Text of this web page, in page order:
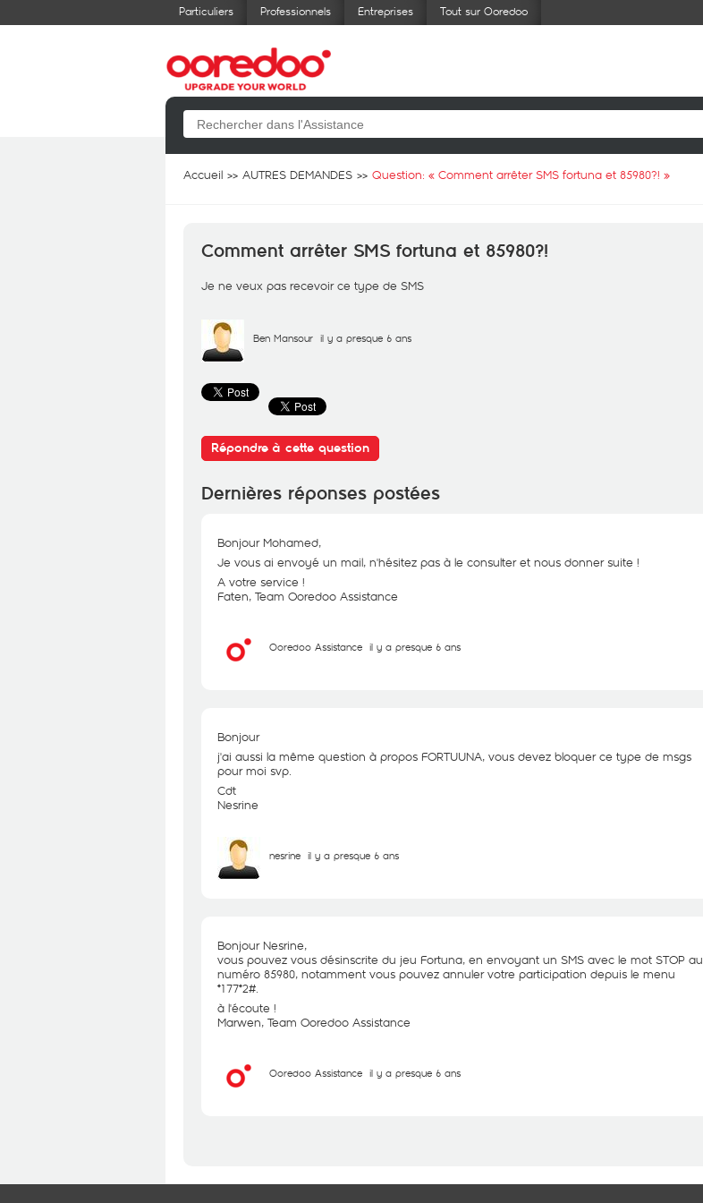
Particuliers Professionnels Entreprises Tout sur Ooredoo
Accueil AUTRES DEMANDES Question: « Comment arrêter SMS fortuna et 85980?! »
Comment arrêter SMS fortuna et 85980?!
Je ne veux pas recevoir ce type de SMS
Ben Mansour il y a presque 6 ans
Répondre à cette question
Dernières réponses postées
Bonjour Mohamed,
Je vous ai envoyé un mail, n'hésitez pas à le consulter et nous donner suite !
A votre service !
Faten, Team Ooredoo Assistance
Ooredoo Assistance il y a presque 6 ans
Bonjour
j'ai aussi la même question à propos FORTUUNA, vous devez bloquer ce type de msgs
pour moi svp.
Cdt
Nesrine
nesrine il y a presque 6 ans
Bonjour Nesrine,
vous pouvez vous désinscrite du jeu Fortuna, en envoyant un SMS avec le mot STOP au
numéro 85980, notamment vous pouvez annuler votre participation depuis le menu
*177*2#.
à l'écoute !
Marwen, Team Ooredoo Assistance
Ooredoo Assistance il y a presque 6 ans